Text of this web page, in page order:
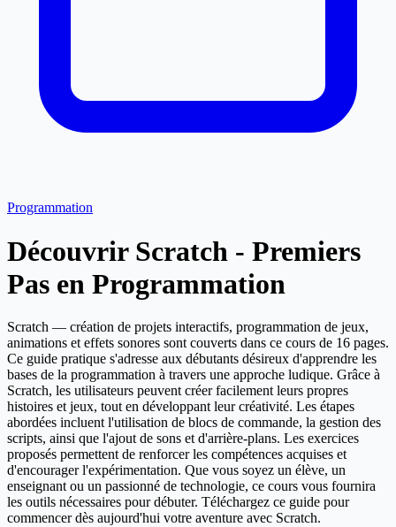
Programmation
Découvrir Scratch - Premiers
Pas en Programmation
Scratch — création de projets interactifs, programmation de jeux,
animations et effets sonores sont couverts dans ce cours de 16 pages.
Ce guide pratique s'adresse aux débutants désireux d'apprendre les
bases de la programmation à travers une approche ludique. Grâce à
Scratch, les utilisateurs peuvent créer facilement leurs propres
histoires et jeux, tout en développant leur créativité. Les étapes
abordées incluent l'utilisation de blocs de commande, la gestion des
scripts, ainsi que l'ajout de sons et d'arrière-plans. Les exercices
proposés permettent de renforcer les compétences acquises et
d'encourager l'expérimentation. Que vous soyez un élève, un
enseignant ou un passionné de technologie, ce cours vous fournira
les outils nécessaires pour débuter. Téléchargez ce guide pour
commencer dès aujourd'hui votre aventure avec Scratch.